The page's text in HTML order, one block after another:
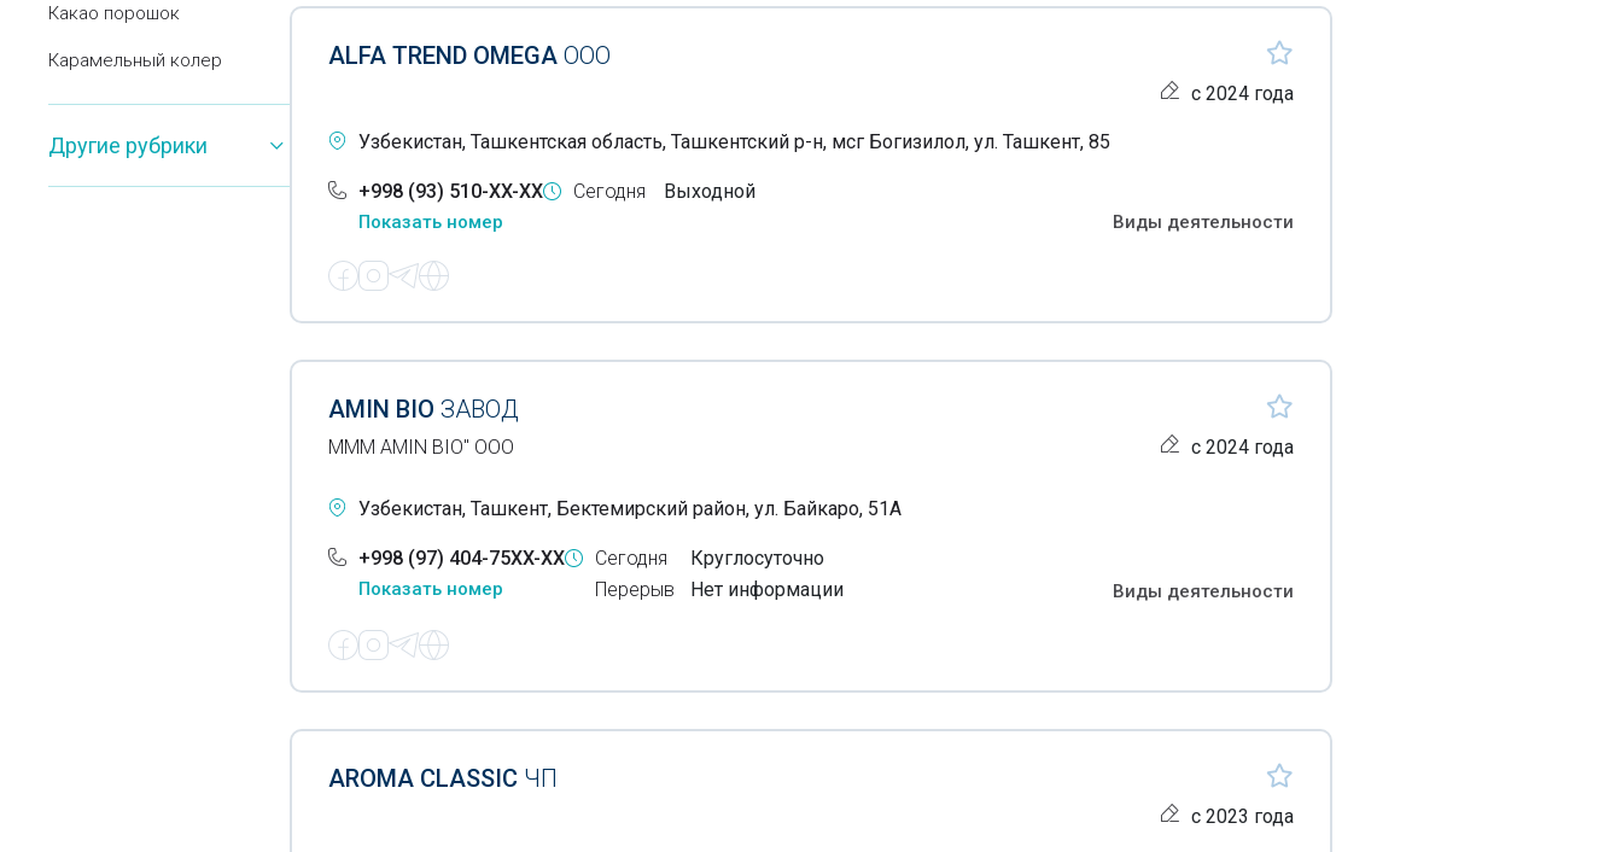
Какао порошок
Карамельный колер
Квас
Кетчуп
Другие рубрики
ALFA TREND OMEGA ООО
с 2024 года
Узбекистан, Ташкентская область, Ташкентский р-н, мсг Богизилол, ул. Ташкент, 85
+998 (93) 510-XX-XX
Показать номер
Сегодня Выходной
Виды деятельности
AMIN BIO ЗАВОД
MMM AMIN BIO" ООО с 2024 года
Узбекистан, Ташкент, Бектемирский район, ул. Байкаро, 51А
+998 (97) 404-75XX-XX
Показать номер
Сегодня
Перерыв
Круглосуточно
Нет информации
Виды деятельности
AROMA CLASSIC ЧП
с 2023 года